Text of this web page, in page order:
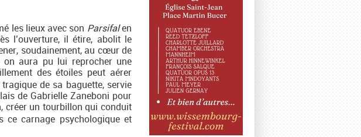
les lieux avec son Parsifalen
l’ouverture, il étire, abolit le
soudainement, au cœur de
on aura pu lui reprocher une
des étoiles peut aérer
de sa baguette, servie
de Gabrielle Zaneboni pour
créer un tourbillon qui conduit
ce carnage psychologique et